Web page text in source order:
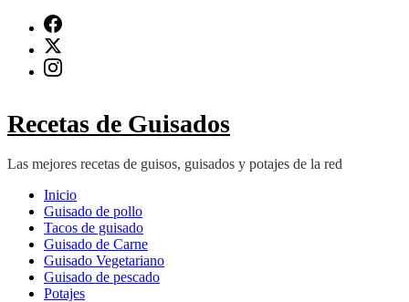
contenido
(presiona
Recetas de Guisados
Las mejores recetas de guisos, guisados y potajes de la red
Inicio
Guisado de pollo
Tacos de guisado
Guisado de Carne
Guisado Vegetariano
Guisado de pescado
Potajes